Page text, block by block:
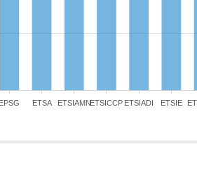
EPSG ETSA ETSIAMNETSICCP ETSIADI ETSIE